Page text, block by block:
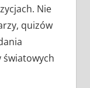
Nie
quizów
światowych